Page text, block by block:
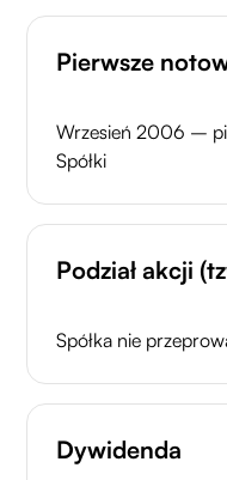
Pierwsze
Wrzesień 2006 –
Spółki
Podział akcji
Spółka nie
Dywidenda